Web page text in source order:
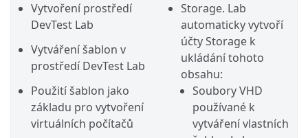
Vytvoření prostředí
DevTest Lab
Vytváření šablon v
prostředí DevTest Lab
Použití šablon jako
základu pro vytvoření
virtuálních počítačů
Storage. Lab
automaticky vytvoří
účty Storage k
ukládání tohoto
obsahu:
Soubory VHD
používané k
vytváření vlastních